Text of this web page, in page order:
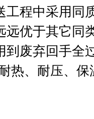
工程中采用同
远优于其它同
到废弃回手全
热、耐压、